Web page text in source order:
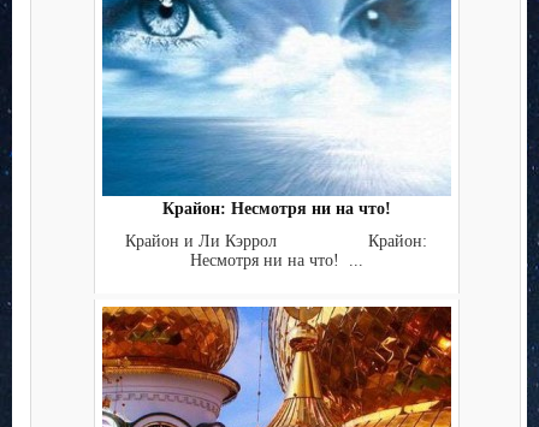
Крайон: Несмотря ни на что!
Крайон и Ли Кэррол Крайон:
Несмотря ни на что! ...